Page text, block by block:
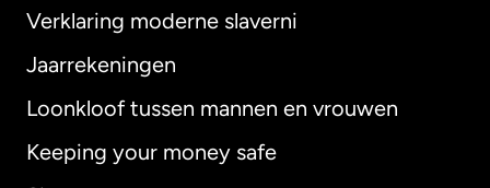
Verklaring moderne slaverni
Jaarrekeningen
Loonkloof tussen mannen en vrouwen
Keeping your money safe
Internationaal English
Australië